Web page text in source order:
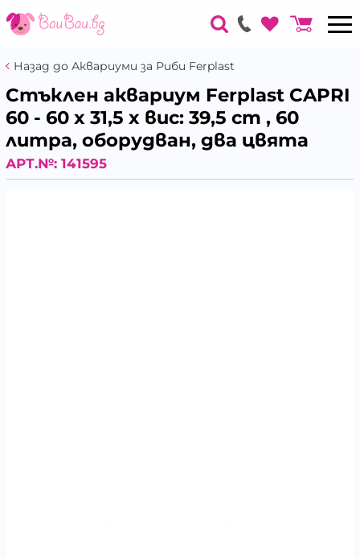
Назад до Аквариуми за Риби Ferplast
Стъклен аквариум Ferplast CAPRI
60 - 60 x 31,5 x вис: 39,5 cm , 60
литра, оборудван, два цвята
АРТ.№: 141595